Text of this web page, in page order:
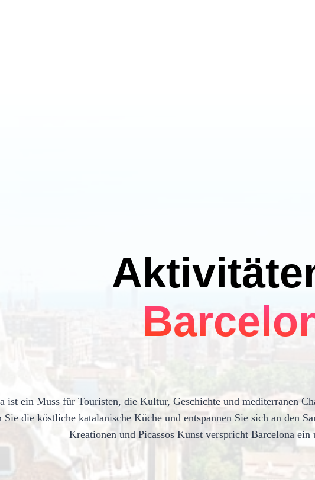
ist ein Muss für Touristen, die Kultur, Geschichte und mediterranen
Sie die köstliche katalanische Küche und entspannen Sie sich an den
Kreationen und Picassos Kunst verspricht Barcelona ein